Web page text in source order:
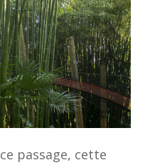
passage, cette